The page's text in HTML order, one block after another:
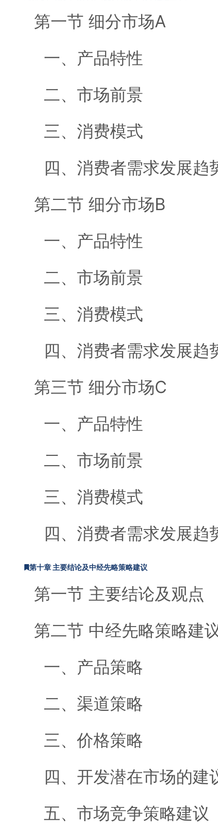
第一节 细分市场A
一、产品特性
二、市场前景
三、消费模式
四、消费者需求发展趋
第二节 细分市场B
一、产品特性
二、市场前景
三、消费模式
四、消费者需求发展趋
第三节 细分市场C
一、产品特性
二、市场前景
三、消费模式
四、消费者需求发展趋
第十章 主要结论及中经先略策略建议
第一节 主要结论及观点
第二节 中经先略策略建
一、产品策略
二、渠道策略
三、价格策略
四、开发潜在市场的建
五、市场竞争策略建议